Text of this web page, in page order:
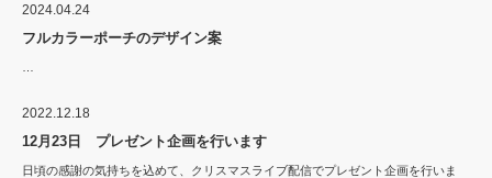
2024.04.24
フルカラーポーチのデザイン案
2022.12.18
12月23日 プレゼント企画を行います
日頃の感謝の気持ちを込めて、クリスマスライブ配信でプレゼント企画を行いま